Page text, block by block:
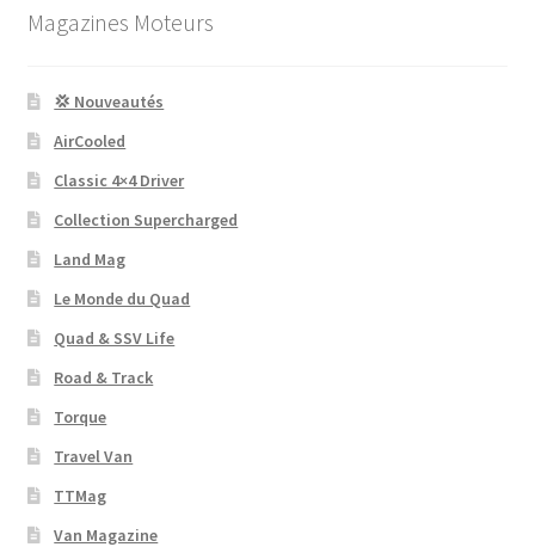
Magazines Moteurs
💢 Nouveautés
AirCooled
Classic 4×4 Driver
Collection Supercharged
Land Mag
Le Monde du Quad
Quad & SSV Life
Road & Track
Torque
Travel Van
TTMag
Van Magazine